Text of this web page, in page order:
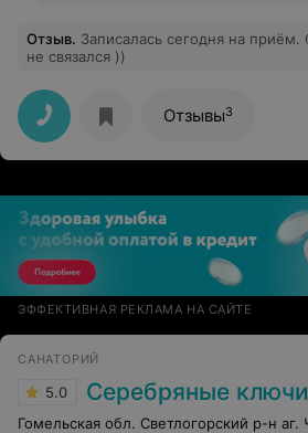
Отзыв. Записалась сегодня на приём. Со мной никто
не связался ))
Отзывы3
ЭФФЕКТИВНАЯ РЕКЛАМА НА САЙТЕ
САНАТОРИЙ
5.0 Серебряные ключи